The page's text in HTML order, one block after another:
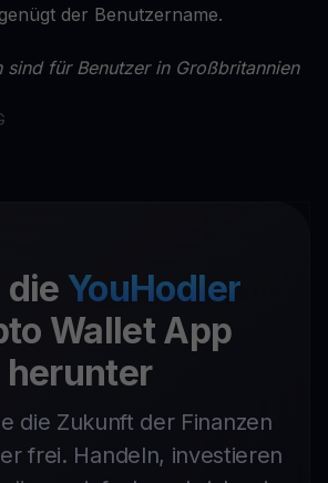
der Benutzername.
sind für Benutzer in Großbritannien
die YouHodler
Wallet App
herunter
die Zukunft der Finanzen
frei. Handeln, investieren